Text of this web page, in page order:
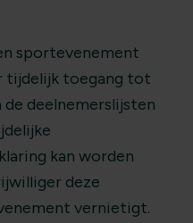
sportevenement
tijdelijk toegang tot
deelnemerslijsten
kan worden
deze
vernietigt.